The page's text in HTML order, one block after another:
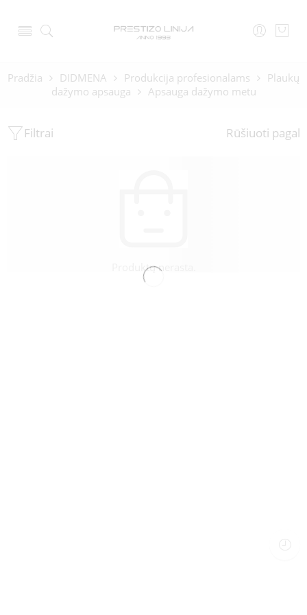
Pradžia DIDMENA Produkcija profesionalams
Plaukų
dažymo apsauga
Apsauga dažymo metu
Filtrai Rūšiuoti pagal
Produktų nerasta.